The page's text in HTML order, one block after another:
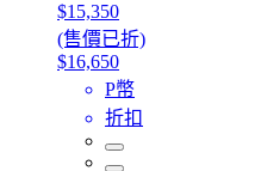
$15,350
(售價已折)
$16,650
P幣
折扣